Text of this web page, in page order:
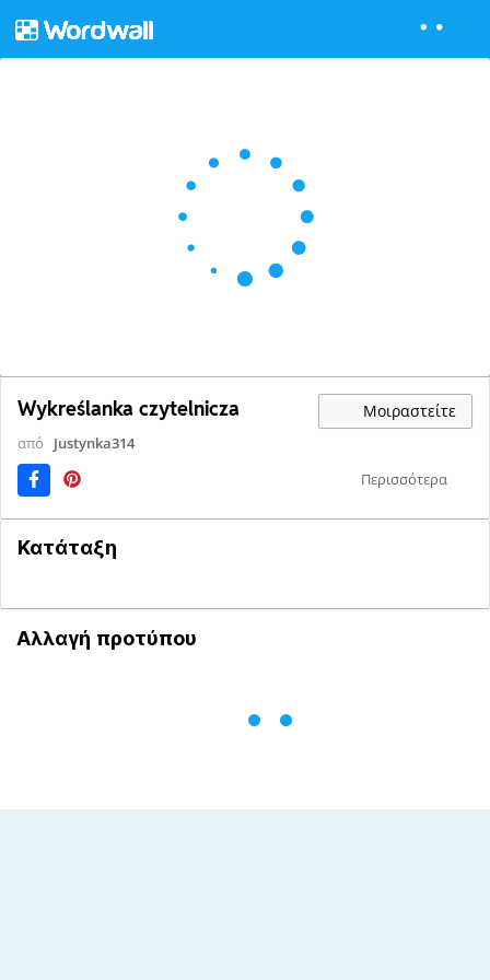
Wykreślanka czytelnicza Μοιραστείτε
από
Justynka314
Περισσότερα
Κατάταξη
Αλλαγή προτύπου